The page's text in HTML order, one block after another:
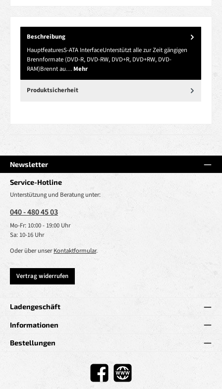
Beschreibung
HauptfeaturesS-ATA InterfaceUnterstützt alle zur Zeit gängigen
Brennformate (DVD-R, DVD-RW, DVD+R, DVD+RW, DVD-
RAM)Brennt au… Mehr
Produktsicherheit
Newsletter
Service-Hotline
Unterstützung und Beratung unter:
040 - 480 45 03
Mo-Fr: 10:00 - 19:00 Uhr
Sa: 10-16 Uhr
Oder über unserKontaktformular.
Vertrag widerrufen
Ladengeschäft
Informationen
Bestellungen
Facebook Website